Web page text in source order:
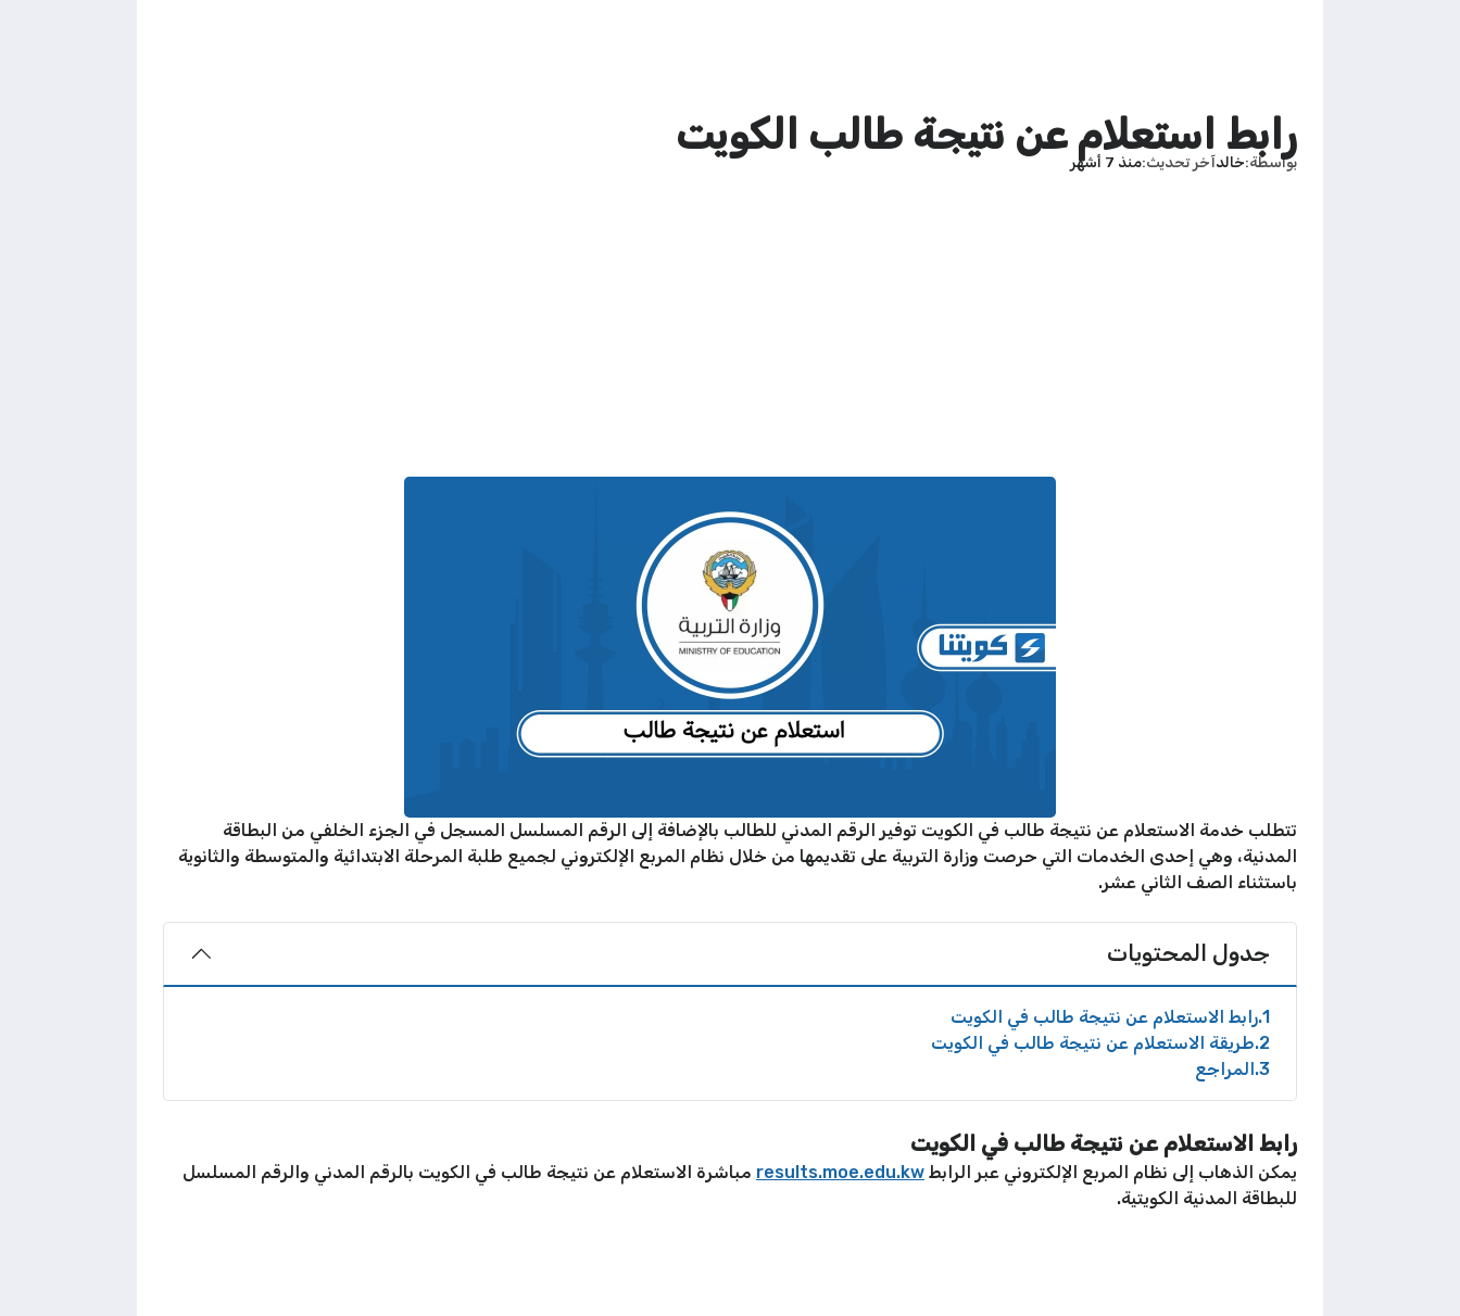
رابط استعلام عن نتيجة طالب الكويت
بواسطة خالدآخر تحديث منذ 7 أشهر
تتطلب خدمة الاستعلام عن نتيجة طالب في الكويت توفير الرقم المدني للطالب بالإضافة إلى الرقم المسلسل المسجل في الجزء الخلفي من البطاقة
المدنية، وهي إحدى الخدمات التي حرصت وزارة التربية على تقديمها من خلال نظام المربع الإلكتروني لجميع طلبة المرحلة الابتدائية والمتوسطة والثانوية
باستثناء الصف الثاني عشر.
جدول المحتويات
1 رابط الاستعلام عن نتيجة طالب في الكويت
2 طريقة الاستعلام عن نتيجة طالب في الكويت
3 المراجع
رابط الاستعلام عن نتيجة طالب في الكويت
يمكن الذهاب إلى نظام المربع الإلكتروني عبر الرابط results.moe.edu.kw مباشرة الاستعلام عن نتيجة طالب في الكويت بالرقم المدني والرقم المسلسل
للبطاقة المدنية الكويتية.